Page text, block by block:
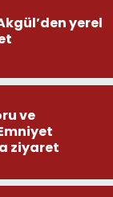
yerel
ve
ziyaret